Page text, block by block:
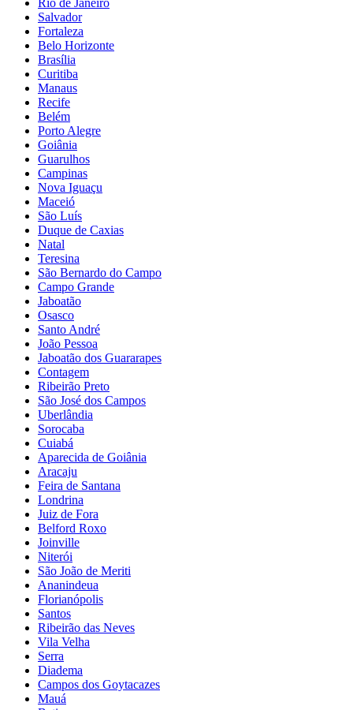
Rio de Janeiro
Salvador
Fortaleza
Belo Horizonte
Brasília
Curitiba
Manaus
Recife
Belém
Porto Alegre
Goiânia
Guarulhos
Campinas
Nova Iguaçu
Maceió
São Luís
Duque de Caxias
Natal
Teresina
São Bernardo do Campo
Campo Grande
Jaboatão
Osasco
Santo André
João Pessoa
Jaboatão dos Guararapes
Contagem
Ribeirão Preto
São José dos Campos
Uberlândia
Sorocaba
Cuiabá
Aparecida de Goiânia
Aracaju
Feira de Santana
Londrina
Juiz de Fora
Belford Roxo
Joinville
Niterói
São João de Meriti
Ananindeua
Florianópolis
Santos
Ribeirão das Neves
Vila Velha
Serra
Diadema
Campos dos Goytacazes
Mauá